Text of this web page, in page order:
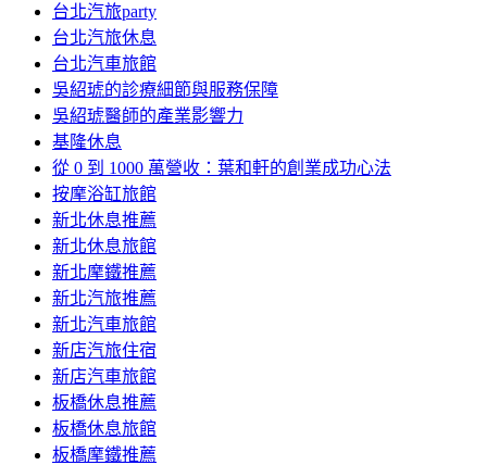
台北汽旅party
台北汽旅休息
台北汽車旅館
吳紹琥的診療細節與服務保障
吳紹琥醫師的產業影響力
基隆休息
從 0 到 1000 萬營收：葉和軒的創業成功心法
按摩浴缸旅館
新北休息推薦
新北休息旅館
新北摩鐵推薦
新北汽旅推薦
新北汽車旅館
新店汽旅住宿
新店汽車旅館
板橋休息推薦
板橋休息旅館
板橋摩鐵推薦